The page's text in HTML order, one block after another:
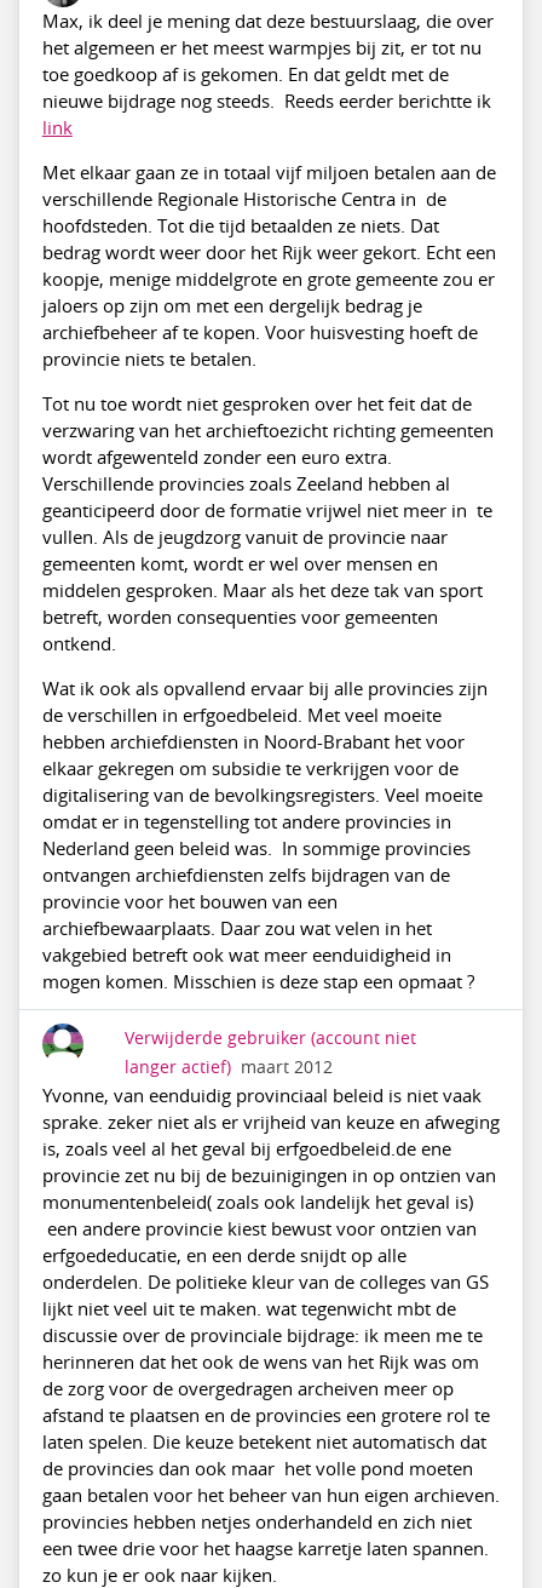
Max, ik deel je mening dat deze bestuurslaag, die over
het algemeen er het meest warmpjes bij zit, er tot nu
toe goedkoop af is gekomen. En dat geldt met de
nieuwe bijdrage nog steeds. Reeds eerder berichtte ik
link
Met elkaar gaan ze in totaal vijf miljoen betalen aan de
verschillende Regionale Historische Centra in de
hoofdsteden. Tot die tijd betaalden ze niets. Dat
bedrag wordt weer door het Rijk weer gekort. Echt een
koopje, menige middelgrote en grote gemeente zou er
jaloers op zijn om met een dergelijk bedrag je
archiefbeheer af te kopen. Voor huisvesting hoeft de
provincie niets te betalen.
Tot nu toe wordt niet gesproken over het feit dat de
verzwaring van het archieftoezicht richting gemeenten
wordt afgewenteld zonder een euro extra.
Verschillende provincies zoals Zeeland hebben al
geanticipeerd door de formatie vrijwel niet meer in te
vullen. Als de jeugdzorg vanuit de provincie naar
gemeenten komt, wordt er wel over mensen en
middelen gesproken. Maar als het deze tak van sport
betreft, worden consequenties voor gemeenten
ontkend.
Wat ik ook als opvallend ervaar bij alle provincies zijn
de verschillen in erfgoedbeleid. Met veel moeite
hebben archiefdiensten in Noord-Brabant het voor
elkaar gekregen om subsidie te verkrijgen voor de
digitalisering van de bevolkingsregisters. Veel moeite
omdat er in tegenstelling tot andere provincies in
Nederland geen beleid was. In sommige provincies
ontvangen archiefdiensten zelfs bijdragen van de
provincie voor het bouwen van een
archiefbewaarplaats. Daar zou wat velen in het
vakgebied betreft ook wat meer eenduidigheid in
mogen komen. Misschien is deze stap een opmaat ?
Verwijderde gebruiker (account niet
langer actief) maart 2012
Yvonne, van eenduidig provinciaal beleid is niet vaak
sprake. zeker niet als er vrijheid van keuze en afweging
is, zoals veel al het geval bij erfgoedbeleid.de ene
provincie zet nu bij de bezuinigingen in op ontzien van
monumentenbeleid( zoals ook landelijk het geval is)
een andere provincie kiest bewust voor ontzien van
erfgoededucatie, en een derde snijdt op alle
onderdelen. De politieke kleur van de colleges van GS
lijkt niet veel uit te maken. wat tegenwicht mbt de
discussie over de provinciale bijdrage: ik meen me te
herinneren dat het ook de wens van het Rijk was om
de zorg voor de overgedragen archeiven meer op
afstand te plaatsen en de provincies een grotere rol te
laten spelen. Die keuze betekent niet automatisch dat
de provincies dan ook maar het volle pond moeten
gaan betalen voor het beheer van hun eigen archieven.
provincies hebben netjes onderhandeld en zich niet
een twee drie voor het haagse karretje laten spannen.
zo kun je er ook naar kijken.